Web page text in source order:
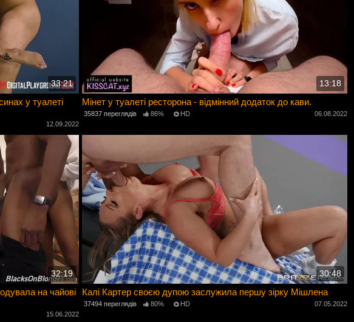
33:21
у туалеті
12.09.2022
13:18
Мінет у туалеті ресторона - відмінний додаток до кави.
35837 переглядів 86% HD 06.08.2022
32:19
на чайові
15.06.2022
30:48
Калі Картер своєю дупою заслужила першу зірку Мішлена
37494 переглядів 80% HD 07.05.2022